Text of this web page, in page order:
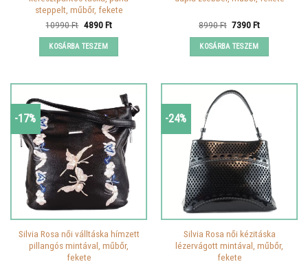
steppelt, műbőr, fekete
10990Ft Original
was:
10990 Ft.
4890FtCurrent
KOSÁRBA TESZEM
8990Ft Original
was:
8990 Ft.
7390FtCurrent
KOSÁRBA TESZEM
-17%
Silvia Rosa női válltáska hímzett
pillangós mintával, műbőr,
fekete
-24%
Silvia Rosa női kézitáska
lézervágott mintával, műbőr,
fekete